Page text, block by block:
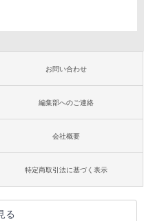
お問い合わせ
編集部へのご連絡
会社概要
特定商取引法に基づく表示
る